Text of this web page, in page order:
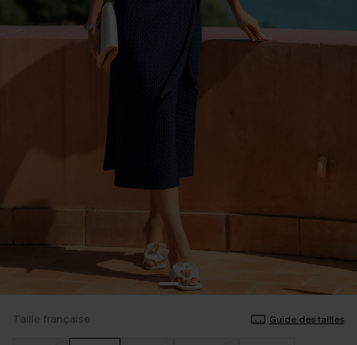
Taille française Guide des tailles